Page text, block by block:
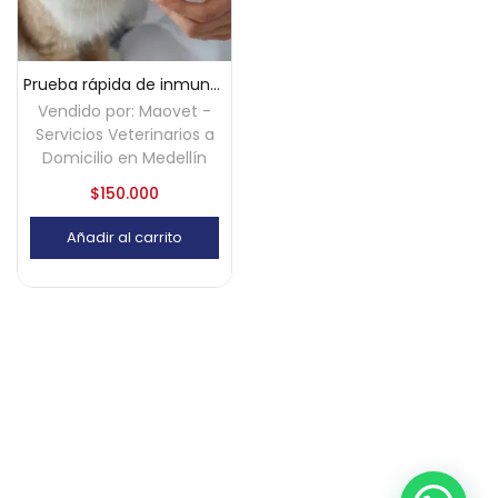
Prueba rápida de inmunodeficiencia felina (FIV) a domicilio – Medellín
Vendido por: Maovet -
Servicios Veterinarios a
Domicilio en Medellín
$150.000
Añadir al carrito